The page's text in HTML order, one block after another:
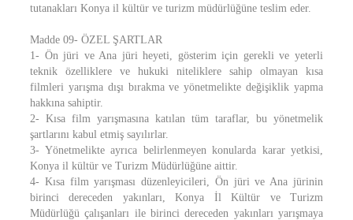
tutanakları Konya il kültür ve turizm müdürlüğüne teslim eder.
Madde 09- ÖZEL ŞARTLAR
1- Ön jüri ve Ana jüri heyeti, gösterim için gerekli ve yeterli
teknik özelliklere ve hukuki niteliklere sahip olmayan kısa
filmleri yarışma dışı bırakma ve yönetmelikte değişiklik yapma
hakkına sahiptir.
2- Kısa film yarışmasına katılan tüm taraflar, bu yönetmelik
şartlarını kabul etmiş sayılırlar.
3- Yönetmelikte ayrıca belirlenmeyen konularda karar yetkisi,
Konya il kültür ve Turizm Müdürlüğüne aittir.
4- Kısa film yarışması düzenleyicileri, Ön jüri ve Ana jürinin
birinci dereceden yakınları, Konya İl Kültür ve Turizm
Müdürlüğü çalışanları ile birinci dereceden yakınları yarışmaya